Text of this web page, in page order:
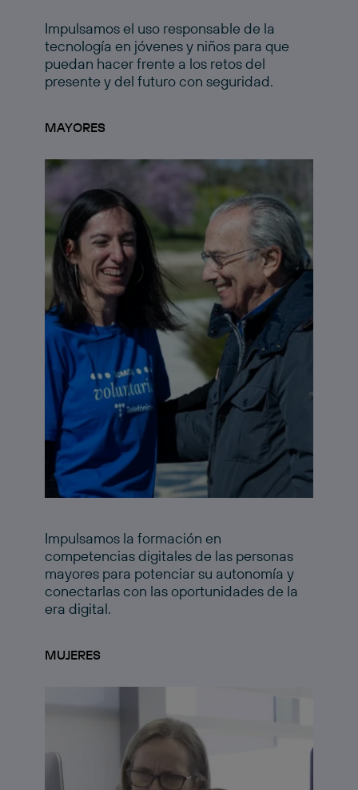
Impulsamos el uso responsable de la
tecnología en jóvenes y niños para que
puedan hacer frente a los retos del
presente y del futuro con seguridad.
MAYORES
Impulsamos la formación en
competencias digitales de las personas
mayores para potenciar su autonomía y
conectarlas con las oportunidades de la
era digital.
MUJERES